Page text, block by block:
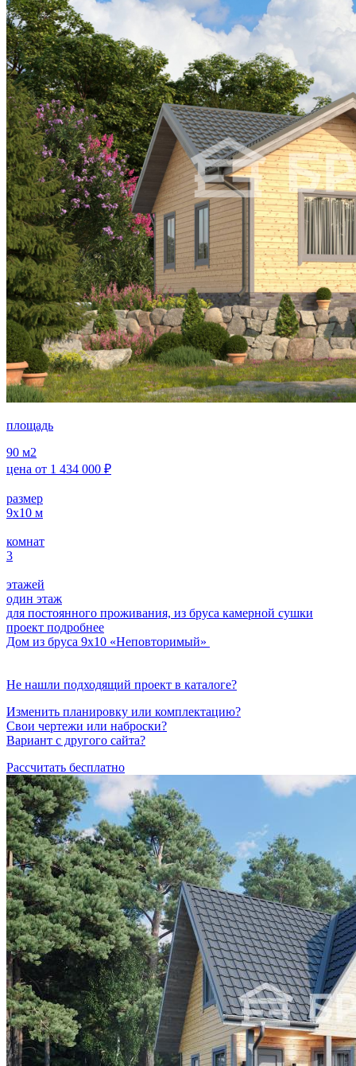
площадь
90 м2
цена от 1 434 000 ₽
размер
9х10 м
комнат
3
этажей
один этаж
для постоянного проживания, из бруса камерной сушки
проект подробнее
Дом из бруса 9х10 «Неповторимый»
Не нашли подходящий проект в каталоге?
Изменить планировку или комплектацию?
Свои чертежи или наброски?
Вариант с другого сайта?
Рассчитать бесплатно